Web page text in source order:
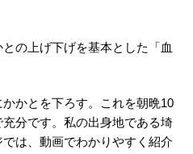
の上げ下げを基本とした「血
かかとを下ろす。これを朝晩10
分です。私の出身地である埼
は、動画でわかりやすく紹介